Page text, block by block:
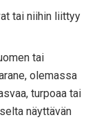
tai niihin liittyy
tai
olemassa
turpoaa tai
näyttävän